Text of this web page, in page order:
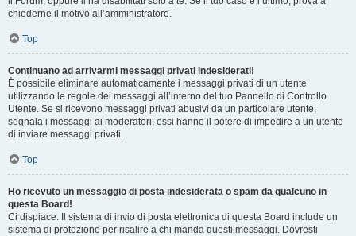
chiederne il motivo all’amministratore.
Top
Continuano ad arrivarmi messaggi privati indesiderati!
È possibile eliminare automaticamente i messaggi privati ​​di un utente
utilizzando le regole dei messaggi all’interno del tuo Pannello di Controllo
Utente. Se si ricevono messaggi privati ​​abusivi da un particolare utente,
segnala i messaggi ai moderatori; essi hanno il potere di impedire a un utente
di inviare messaggi privati​​.
Top
Ho ricevuto un messaggio di posta indesiderata o spam da qualcuno in
questa Board!
Ci dispiace. Il sistema di invio di posta elettronica di questa Board include un
sistema di protezione per risalire a chi manda questi messaggi. Dovresti